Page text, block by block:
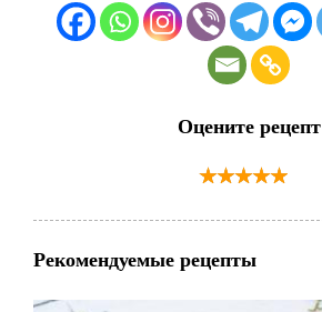
Оцените рецепт
Рекомендуемые рецепты